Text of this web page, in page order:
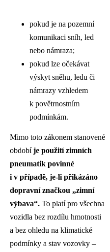
pokud je na pozemní
komunikaci sníh, led
nebo námraza;
pokud lze očekávat
výskyt sněhu, ledu či
námrazy vzhledem
k povětrnostním
podmínkám.
Mimo toto zákonem stanovené
obdobíje použití zimních
pneumatik povinné
i v případě, je-li přikázáno
dopravní značkou „zimní
výbava“. To platí pro všechna
vozidla bez rozdílu hmotnosti
a bez ohledu na klimatické
podmínky a stav vozovky –